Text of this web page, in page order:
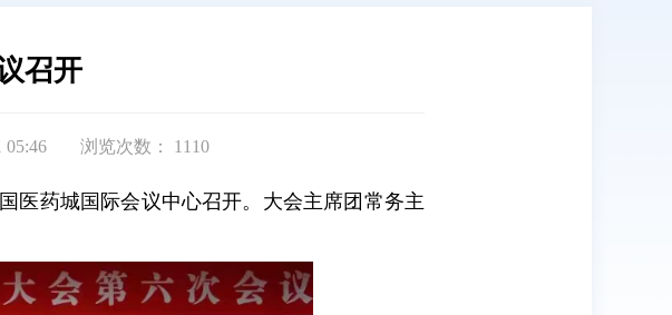
召开
05:46 浏览次数： 1110
医药城国际会议中心召开。大会主席团常务主